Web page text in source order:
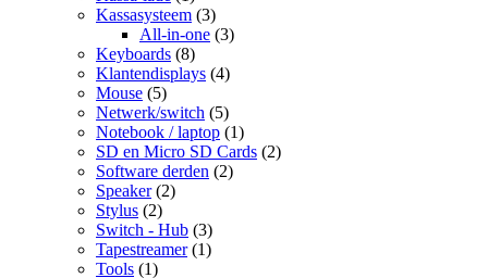
Kassasysteem (3)
All-in-one (3)
Keyboards (8)
Klantendisplays (4)
Mouse (5)
Netwerk/switch (5)
Notebook / laptop (1)
SD en Micro SD Cards (2)
Software derden (2)
Speaker (2)
Stylus (2)
Switch - Hub (3)
Tapestreamer (1)
Tools (1)